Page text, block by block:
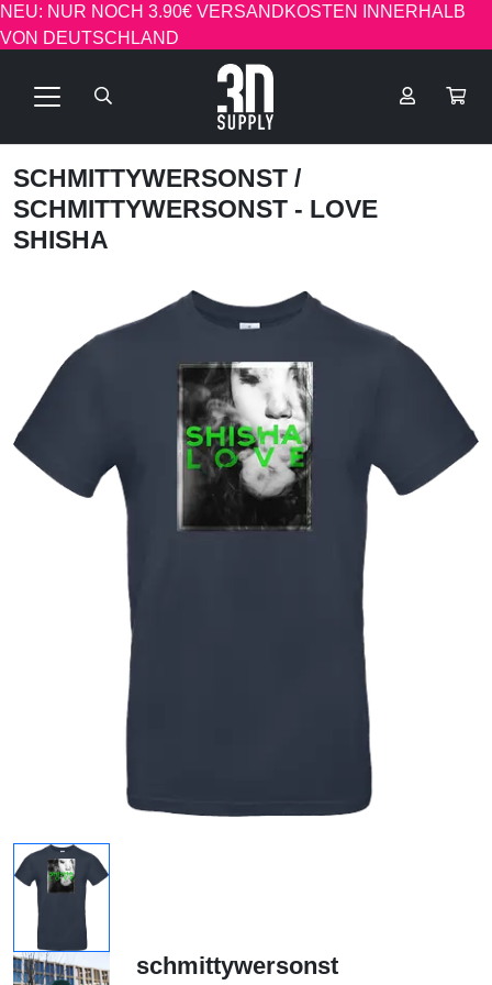
NEU: NUR NOCH 3.90€ VERSANDKOSTEN INNERHALB
VON DEUTSCHLAND
SCHMITTYWERSONST /
SCHMITTYWERSONST - LOVE
SHISHA
schmittywersonst